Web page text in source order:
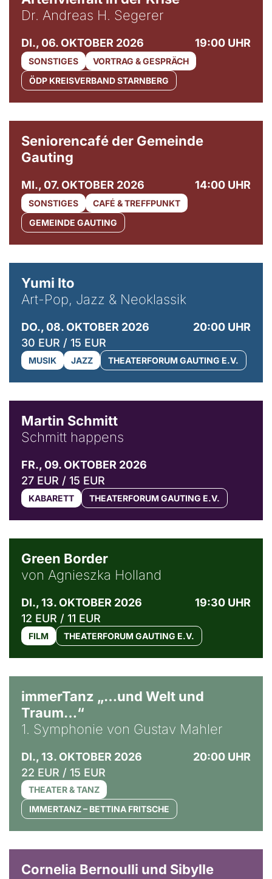
Dr. Andreas H. Segerer
DI., 06. OKTOBER 2026 19:00 UHR
SONSTIGES
VORTRAG & GESPRÄCH
ÖDP KREISVERBAND STARNBERG
Seniorencafé der Gemeinde
Gauting
MI., 07. OKTOBER 2026 14:00 UHR
SONSTIGES
CAFÉ & TREFFPUNKT
GEMEINDE GAUTING
Yumi Ito
Art-Pop, Jazz & Neoklassik
DO., 08. OKTOBER 2026
20:00 UHR
30 EUR / 15 EUR
MUSIK JAZZ THEATERFORUM GAUTING E.V.
Martin Schmitt
Schmitt happens
FR., 09. OKTOBER 2026
27 EUR / 15 EUR
KABARETT THEATERFORUM GAUTING E.V.
Green Border
von Agnieszka Holland
DI., 13. OKTOBER 2026
19:30 UHR
12 EUR / 11 EUR
FILM THEATERFORUM GAUTING E.V.
immerTanz „…und Welt und
Traum…“
1. Symphonie von Gustav Mahler
DI., 13. OKTOBER 2026
20:00 UHR
22 EUR / 15 EUR
THEATER & TANZ
IMMERTANZ – BETTINA FRITSCHE
Cornelia Bernoulli und Sibylle